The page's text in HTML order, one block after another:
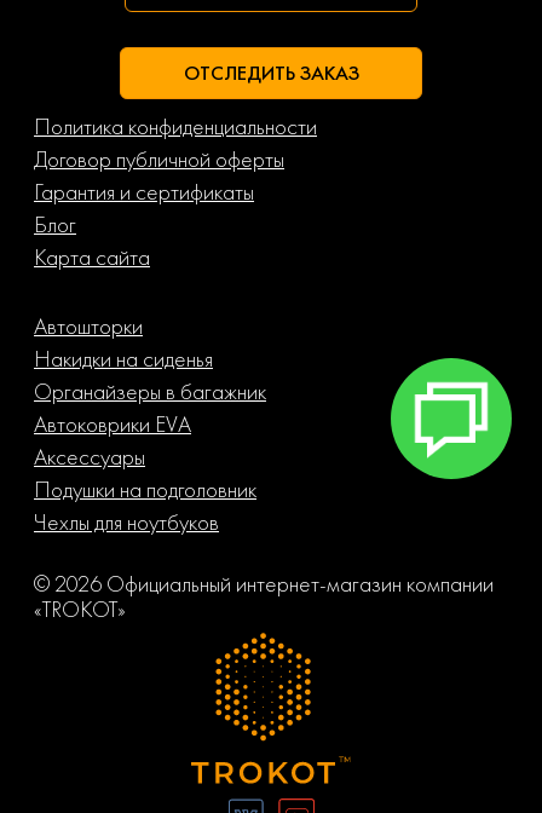
ОТСЛЕДИТЬ ЗАКАЗ
Политика конфиденциальности
Договор публичной оферты
Гарантия и сертификаты
Блог
Карта сайта
Автошторки
Накидки на сиденья
Органайзеры в багажник
Автоковрики EVA
Аксессуары
Подушки на подголовник
Чехлы для ноутбуков
© 2026 Официальный интернет-магазин компании
«TROKOT»